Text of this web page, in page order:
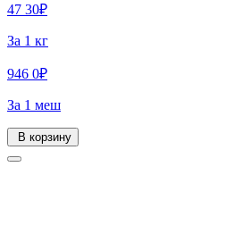
47 30₽
За 1 кг
946 0₽
За 1 меш
В корзину